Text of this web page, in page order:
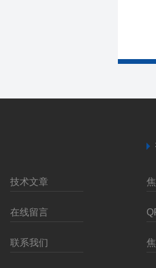
技术文章
在线留言
联系我们